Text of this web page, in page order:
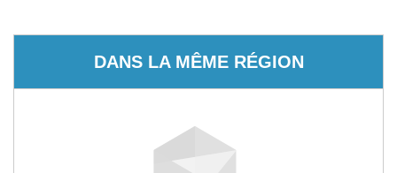
DANS LA MÊME RÉGION